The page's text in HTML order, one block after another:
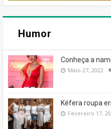
Humor
Conheça a
Maio 27, 2022
Kéfera roupa
Fevereiro 17,